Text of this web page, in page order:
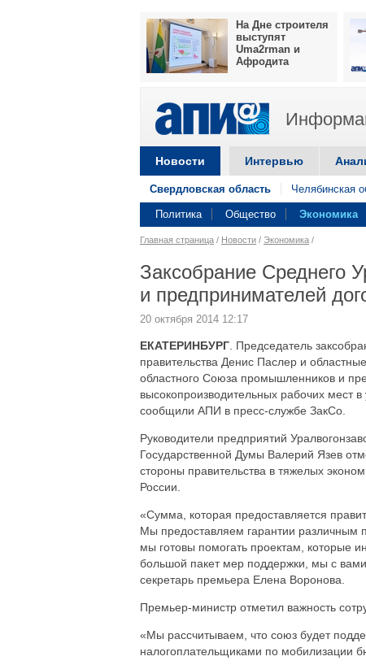
На Дне строителя
выступят
Uma2rman и
Афродита
Новости Интервью
Свердловская область Челябинская
Политика Общество Экономика
Главная страница / Новости / Экономика /
Заксобрание Среднего
и предпринимателей
20 октября 2014 12:17
ЕКАТЕРИНБУРГ . Председатель
правительства Денис Паслер и
областного Союза промышленников и
высокопроизводительных рабочих мест
сообщили АПИ в пресс-службе ЗакСо.
Руководители предприятий
Государственной Думы Валерий Язев
стороны правительства в тяжелых
России.
«Сумма, которая предоставляется
Мы предоставляем гарантии
мы готовы помогать проектам, которые
большой пакет мер поддержки, мы с
секретарь премьера Елена Воронова.
Премьер-министр отметил важность
«Мы рассчитываем, что союз будет
налогоплательщиками по мобилизации